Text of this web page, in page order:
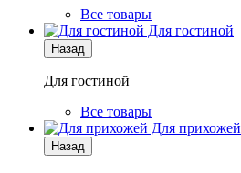
Все товары
Для гостиной
Назад
Для гостиной
Все товары
Для прихожей
Назад